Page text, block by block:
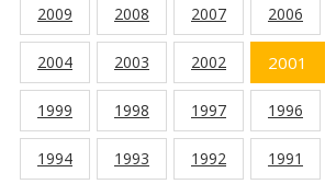
2009 2008 2007 2006
2004 2003 2002 2001
1999 1998 1997 1996
1994 1993 1992 1991